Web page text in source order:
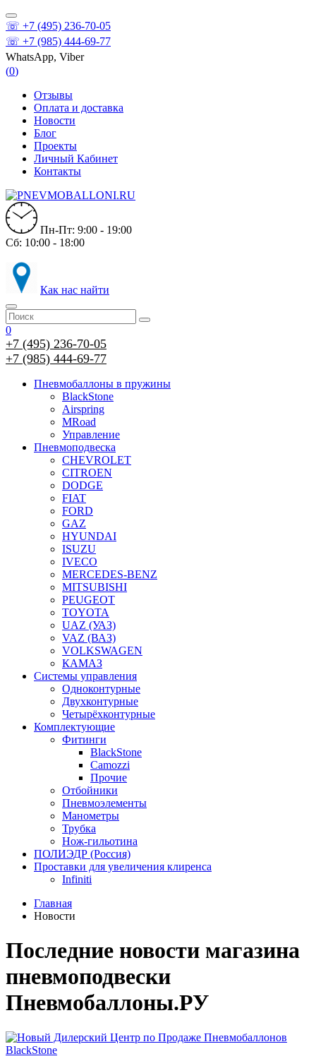
☏ +7 (495) 236-70-05
☏ +7 (985) 444-69-77
WhatsApp, Viber
(0)
Отзывы
Оплата и доставка
Новости
Блог
Проекты
Личный Кабинет
Контакты
Пн-Пт: 9:00 - 19:00
Сб: 10:00 - 18:00
Как нас найти
0
+7 (495) 236-70-05
+7 (985) 444-69-77
Пневмобаллоны в пружины
BlackStone
Airspring
MRoad
Управление
Пневмоподвеска
CHEVROLET
CITROEN
DODGE
FIAT
FORD
GAZ
HYUNDAI
ISUZU
IVECO
MERCEDES-BENZ
MITSUBISHI
PEUGEOT
TOYOTA
UAZ (УАЗ)
VAZ (ВАЗ)
VOLKSWAGEN
КАМАЗ
Системы управления
Одноконтурные
Двухконтурные
Четырёхконтурные
Комплектующие
Фитинги
BlackStone
Camozzi
Прочие
Отбойники
Пневмоэлементы
Манометры
Трубка
Нож-гильотина
ПОЛИЭДР (Россия)
Проставки для увеличения клиренса
Infiniti
Главная
Новости
Последние новости магазина
пневмоподвески
Пневмобаллоны.РУ